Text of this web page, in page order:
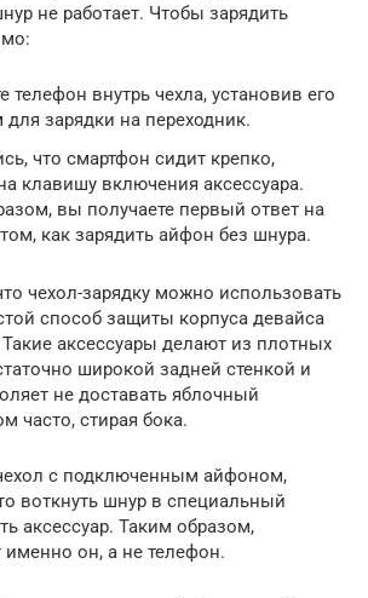
не работает. Чтобы зарядить
телефон внутрь чехла, установив его
зарядки на переходник.
что смартфон сидит крепко,
клавишу включения аксессуара.
вы получаете первый ответ на
как зарядить айфон без шнура.
чехол-зарядку можно использовать
способ защиты корпуса девайса
аксессуары делают из плотных
широкой задней стенкой и
не доставать яблочный
часто, стирая бока.
с подключенным айфоном,
воткнуть шнур в специальный
аксессуар. Таким образом,
именно он, а не телефон.